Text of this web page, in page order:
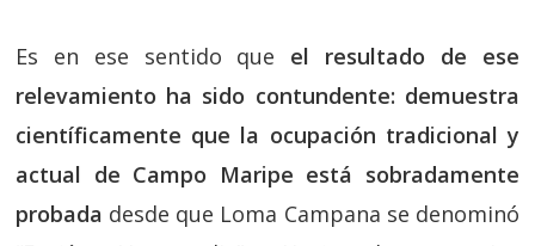
Es en ese sentido que el resultado de ese
relevamiento ha sido contundente: demuestra
científicamente que la ocupación tradicional y
actual de Campo Maripe está sobradamente
probada desde que Loma Campana se denominó